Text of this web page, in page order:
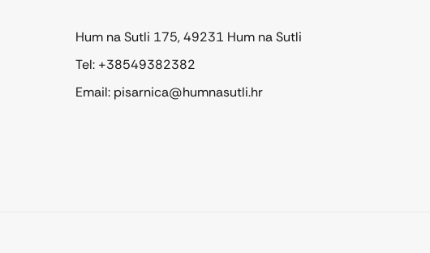
Hum na Sutli 175, 49231 Hum na Sutli
Tel: +38549382382
Email: pisarnica@humnasutli.hr